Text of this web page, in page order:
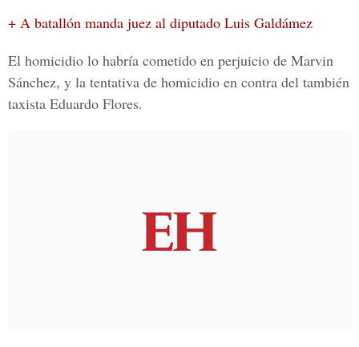
+ A batallón manda juez al diputado Luis Galdámez
El homicidio lo habría cometido en perjuicio de Marvin
Sánchez, y la tentativa de homicidio en contra del también
taxista Eduardo Flores.